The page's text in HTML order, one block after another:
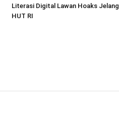
Literasi Digital Lawan Hoaks Jelang
HUT RI